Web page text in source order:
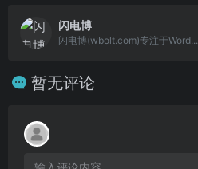
闪电博
闪电博(wbolt.com)专注于Word...
暂无评论